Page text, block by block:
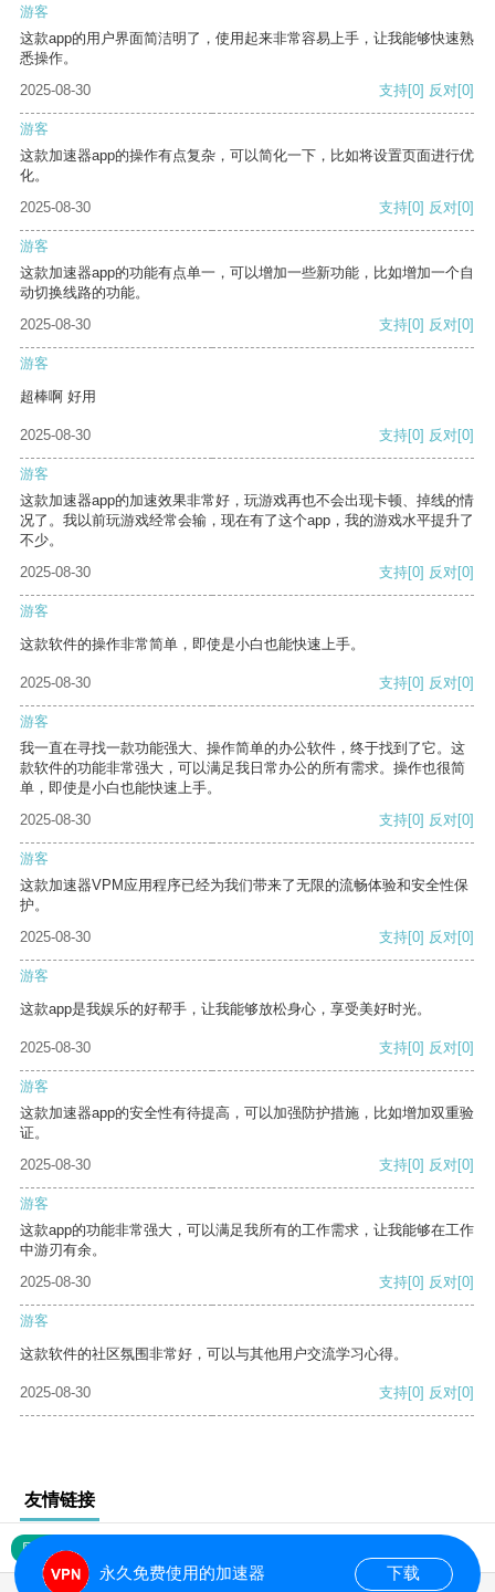
游客
这款app的用户界面简洁明了，使用起来非常容易上手，让我能够快速熟
悉操作。
2025-08-30
支持[0] 反对[0]
游客
这款加速器app的操作有点复杂，可以简化一下，比如将设置页面进行优
化。
2025-08-30
支持[0] 反对[0]
游客
这款加速器app的功能有点单一，可以增加一些新功能，比如增加一个自
动切换线路的功能。
2025-08-30
支持[0] 反对[0]
游客
超棒啊 好用
2025-08-30 支持[0] 反对[0]
游客
这款加速器app的加速效果非常好，玩游戏再也不会出现卡顿、掉线的情
况了。我以前玩游戏经常会输，现在有了这个app，我的游戏水平提升了
不少。
2025-08-30
支持[0] 反对[0]
游客
这款软件的操作非常简单，即使是小白也能快速上手。
2025-08-30 支持[0] 反对[0]
游客
我一直在寻找一款功能强大、操作简单的办公软件，终于找到了它。这
款软件的功能非常强大，可以满足我日常办公的所有需求。操作也很简
单，即使是小白也能快速上手。
2025-08-30
支持[0] 反对[0]
游客
这款加速器VPM应用程序已经为我们带来了无限的流畅体验和安全性保
护。
2025-08-30
支持[0] 反对[0]
游客
这款app是我娱乐的好帮手，让我能够放松身心，享受美好时光。
2025-08-30 支持[0] 反对[0]
游客
这款加速器app的安全性有待提高，可以加强防护措施，比如增加双重验
证。
2025-08-30
支持[0] 反对[0]
游客
这款app的功能非常强大，可以满足我所有的工作需求，让我能够在工作
中游刃有余。
2025-08-30
支持[0] 反对[0]
游客
这款软件的社区氛围非常好，可以与其他用户交流学习心得。
2025-08-30 支持[0] 反对[0]
友情链接
网站地图
永久免费使用的加速器 下载